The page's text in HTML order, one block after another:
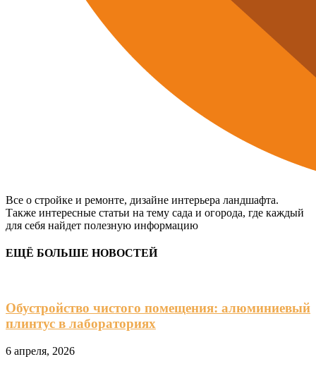
Все о стройке и ремонте, дизайне интерьера ландшафта.
Также интересные статьи на тему сада и огорода, где каждый
для себя найдет полезную информацию
ЕЩЁ БОЛЬШЕ НОВОСТЕЙ
Обустройство чистого помещения: алюминиевый
плинтус в лабораториях
6 апреля, 2026